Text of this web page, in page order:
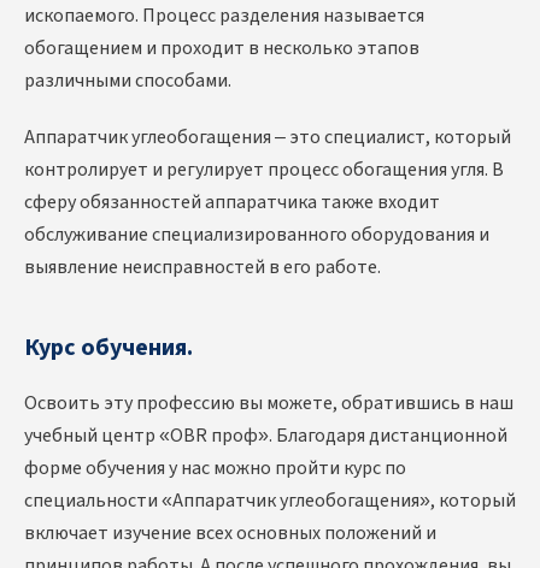
ископаемого. Процесс разделения называется
обогащением и проходит в несколько этапов
различными способами.
Аппаратчик углеобогащения – это специалист, который
контролирует и регулирует процесс обогащения угля. В
сферу обязанностей аппаратчика также входит
обслуживание специализированного оборудования и
выявление неисправностей в его работе.
Курс обучения.
Освоить эту профессию вы можете, обратившись в наш
учебный центр «OBR проф». Благодаря дистанционной
форме обучения у нас можно пройти курс по
специальности «Аппаратчик углеобогащения», который
включает изучение всех основных положений и